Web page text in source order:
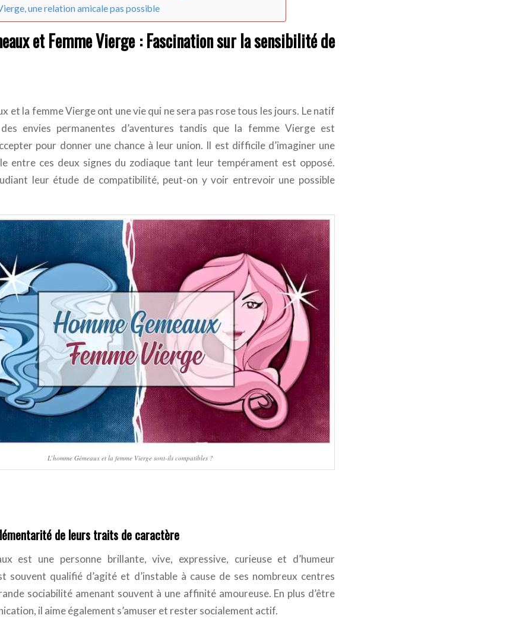
une relation amicale pas possible
et Femme Vierge : Fascination sur la sensibilité de
et la femme Vierge ont une vie qui ne sera pas rose tous les jours. Le natif
envies permanentes d’aventures tandis que la femme Vierge est
pour donner une chance à leur union. Il est difficile d’imaginer une
entre ces deux signes du zodiaque tant leur tempérament est opposé.
leur étude de compatibilité, peut-on y voir entrevoir une possible
L’homme Gémeaux et la femme Vierge sont-ils compatibles ?
de leurs traits de caractère
est une personne brillante, vive, expressive, curieuse et d’humeur
souvent qualifié d’agité et d’instable à cause de ses nombreux centres
sociabilité amenant souvent à une affinité amoureuse. En plus d’être
il aime également s’amuser et rester socialement actif.